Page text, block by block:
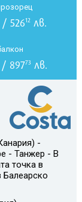
-
- Танжер - В
точка в
52612лв.
89773лв.